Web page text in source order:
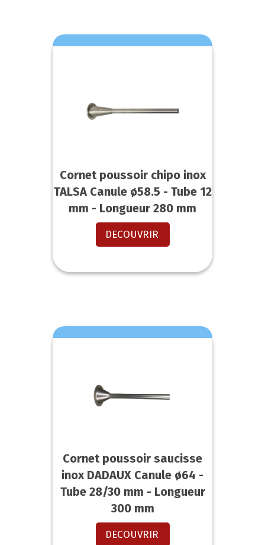
Cornet poussoir chipo inox
TALSA Canule ø58.5 - Tube 12
mm - Longueur 280 mm
DECOUVRIR
Cornet poussoir saucisse
inox DADAUX Canule ø64 -
Tube 28/30 mm - Longueur
300 mm
DECOUVRIR